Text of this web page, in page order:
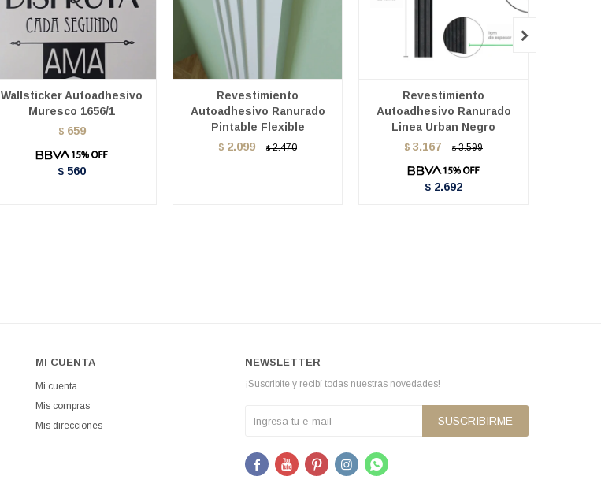
Wallsticker Autoadhesivo
Muresco 1656/1
$ 659
$ 560
Revestimiento
Autoadhesivo Ranurado
Pintable Flexible
$ 2.099 $ 2.470
Revestimiento
Autoadhesivo Ranurado
Linea Urban Negro
$ 3.167 $ 3.599
$ 2.692

MI CUENTA
Mi cuenta
Mis compras
Mis direcciones
NEWSLETTER
¡Suscribite y recibí todas nuestras novedades!
SUSCRIBIRME
    